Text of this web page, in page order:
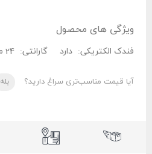
ویژگی های محصول
فندک الکتریکی: دارد گارانتی:
آیا قیمت مناسب‌تری سراغ دارید؟ بله